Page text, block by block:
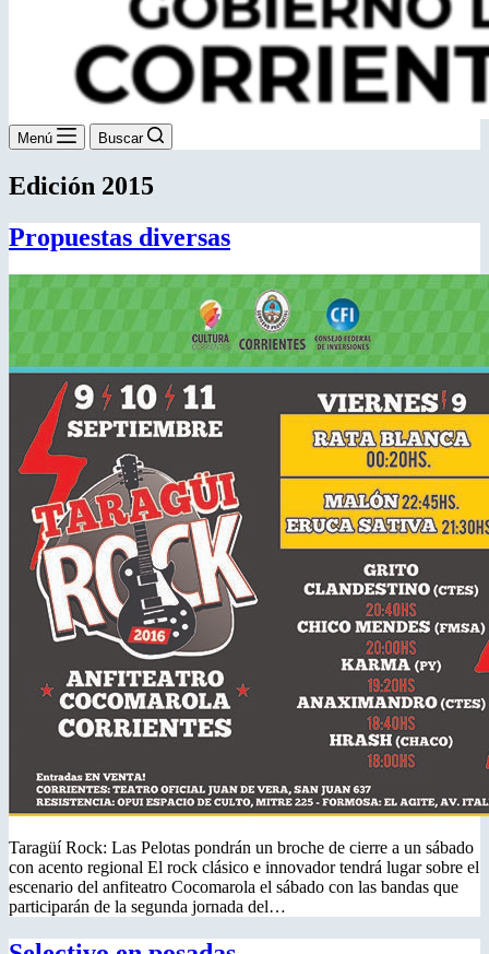
Menú Buscar
Edición 2015
Propuestas diversas
Taragüí Rock: Las Pelotas pondrán un broche de cierre a un sábado
con acento regional El rock clásico e innovador tendrá lugar sobre el
escenario del anfiteatro Cocomarola el sábado con las bandas que
participarán de la segunda jornada del…